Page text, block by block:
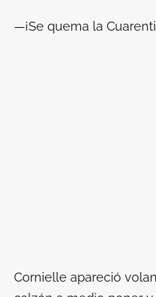
—¡Se quema la
Cornielle apareció